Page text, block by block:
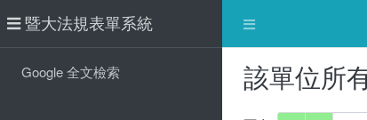
暨大法規表單系統
Google 全文檢索 該單位所